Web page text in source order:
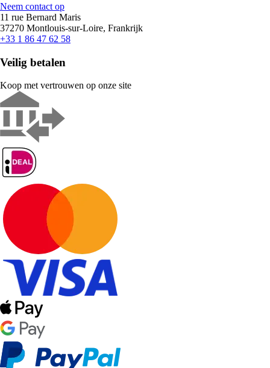
Neem contact op
11 rue Bernard Maris
37270 Montlouis-sur-Loire, Frankrijk
+33 1 86 47 62 58
Veilig betalen
Koop met vertrouwen op onze site